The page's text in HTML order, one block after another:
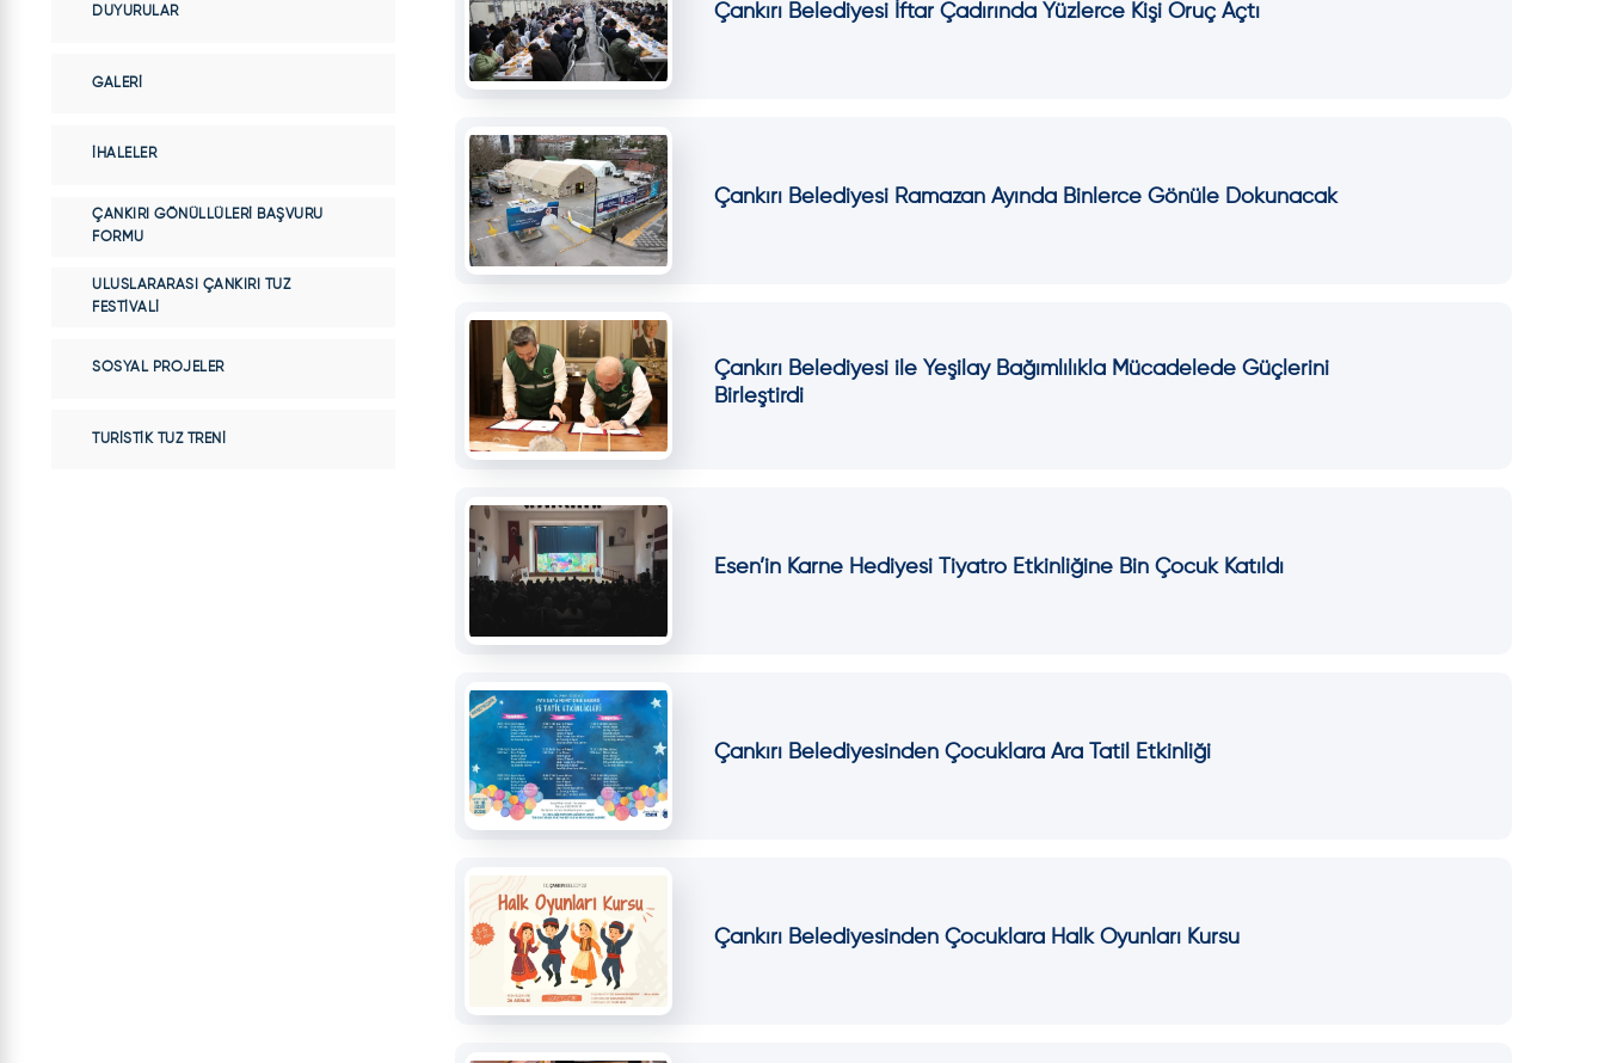
Çankırı Belediyesi İftar Çadırında Yüzlerce Kişi Oruç Açtı
Çankırı Belediyesi Ramazan Ayında Binlerce Gönüle Dokunacak
Çankırı Belediyesi ile Yeşilay Bağımlılıkla Mücadelede Güçlerini
Birleştirdi
Esen’in Karne Hediyesi Tiyatro Etkinliğine Bin Çocuk Katıldı
Çankırı Belediyesinden Çocuklara Ara Tatil Etkinliği
Çankırı Belediyesinden Çocuklara Halk Oyunları Kursu
DUYURULAR
GALERI
İHALELER
ÇANKIRI GÖNÜLLÜLERI BAŞVURU
FORMU
ULUSLARARASI ÇANKIRI TUZ
FESTIVALI
SOSYAL PROJELER
TURISTIK TUZ TRENI